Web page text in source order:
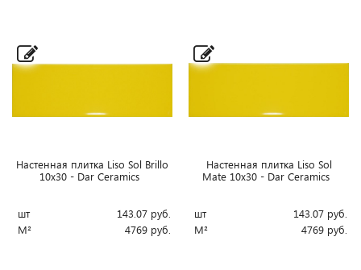
Настенная плитка Liso Sol Brillo
10x30 - Dar Ceramics
шт 143.07 руб.
М²
4769 руб.
Настенная плитка Liso Sol
Mate 10x30 - Dar Ceramics
шт 143.07 руб.
М²
4769 руб.